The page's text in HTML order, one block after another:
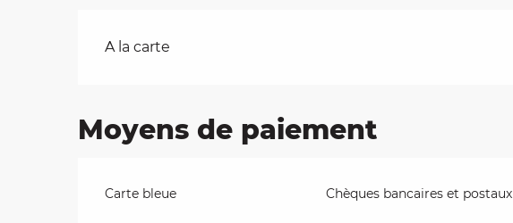
Tarifs 2026
A la carte
Moyens de paiement
Carte bleue Chèques bancaires et postaux